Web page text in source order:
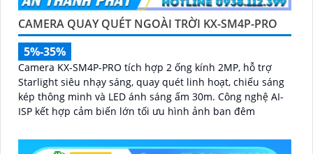
CAMERA QUAY QUÉT NGOÀI TRỜI KX-SM4P-PRO
5%-35%
Camera KX-SM4P-PRO tích hợp 2 ống kính 2MP, hỗ trợ
Starlight siêu nhạy sáng, quay quét linh hoạt, chiếu sáng
kép thông minh và LED ánh sáng ấm 30m. Công nghệ AI-
ISP kết hợp cảm biến lớn tối ưu hình ảnh ban đêm